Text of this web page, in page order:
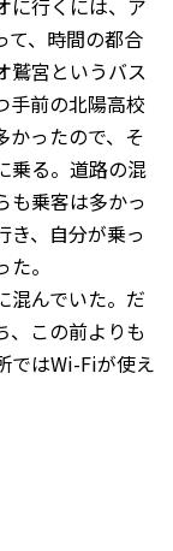
に行くには、ア
て、時間の都合
鷲宮というバス
手前の北陽高校
かったので、そ
乗る。道路の混
も乗客は多かっ
き、自分が乗っ
。
混んでいた。だ
、この前よりも
ではWi-Fiが使え